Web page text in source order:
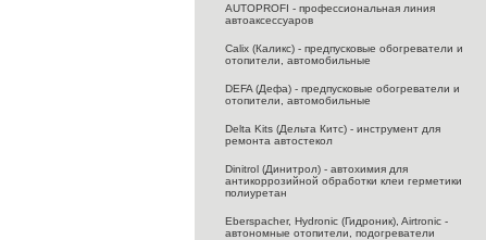
AUTOPROFI - профессиональная линия
автоаксессуаров
Calix (Каликс) - предпусковые обогреватели и
отопители, автомобильные
DEFA (Дефа) - предпусковые обогреватели и
отопители, автомобильные
Delta Kits (Дельта Китс) - инструмент для
ремонта автостекол
Dinitrol (Динитрол) - автохимия для
антикоррозийной обработки клеи герметики
полиуретан
Eberspacher, Hydronic (Гидроник), Airtronic -
автономные отопители, подогреватели